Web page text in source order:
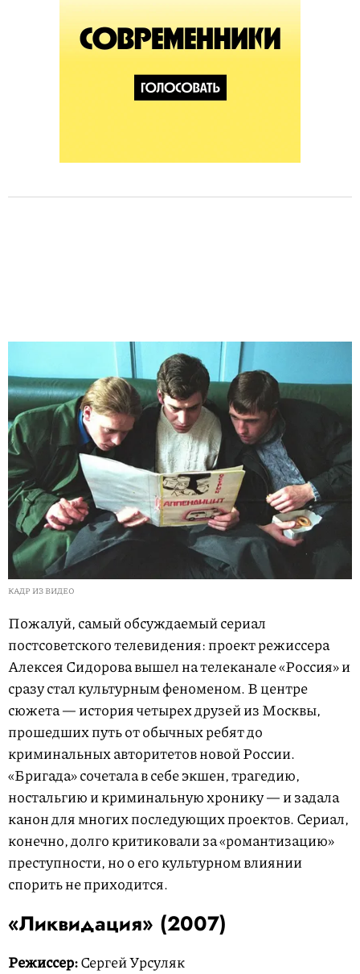
КАДР ИЗ ВИДЕО
Пожалуй, самый обсуждаемый сериал
постсоветского телевидения: проект режиссера
Алексея Сидорова вышел на телеканале «Россия» и
сразу стал культурным феноменом. В центре
сюжета — история четырех друзей из Москвы,
прошедших путь от обычных ребят до
криминальных авторитетов новой России.
«Бригада» сочетала в себе экшен, трагедию,
ностальгию и криминальную хронику — и задала
канон для многих последующих проектов. Сериал,
конечно, долго критиковали за «романтизацию»
преступности, но о его культурном влиянии
спорить не приходится.
«Ликвидация» (2007)
Режиссер:Сергей Урсуляк